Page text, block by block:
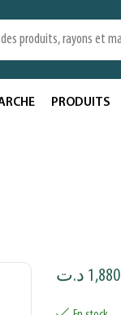
PRODUITS
1,880 د.ت